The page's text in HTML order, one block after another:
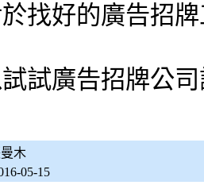
找好的廣告招
試廣告招牌公
木
05-15